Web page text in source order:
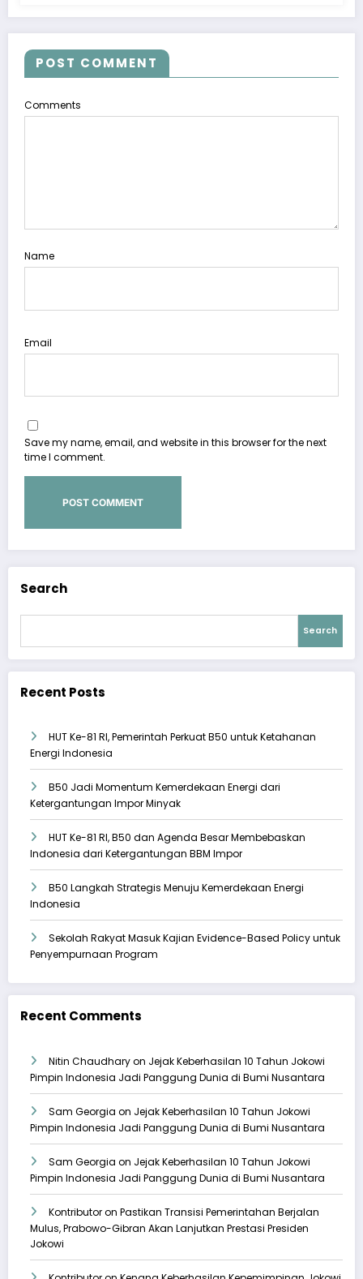
POST COMMENT
Comments
Name
Email
Save my name, email, and website in this browser for the next
time I comment.
Search
Search
Recent Posts
HUT Ke-81 RI, Pemerintah Perkuat B50 untuk Ketahanan
Energi Indonesia
B50 Jadi Momentum Kemerdekaan Energi dari
Ketergantungan Impor Minyak
HUT Ke-81 RI, B50 dan Agenda Besar Membebaskan
Indonesia dari Ketergantungan BBM Impor
B50 Langkah Strategis Menuju Kemerdekaan Energi
Indonesia
Sekolah Rakyat Masuk Kajian Evidence-Based Policy untuk
Penyempurnaan Program
Recent Comments
Nitin Chaudharyon Jejak Keberhasilan 10 Tahun Jokowi
Pimpin Indonesia Jadi Panggung Dunia di Bumi Nusantara
Sam Georgia on Jejak Keberhasilan 10 Tahun Jokowi
Pimpin Indonesia Jadi Panggung Dunia di Bumi Nusantara
Sam Georgia on Jejak Keberhasilan 10 Tahun Jokowi
Pimpin Indonesia Jadi Panggung Dunia di Bumi Nusantara
Kontributoron Pastikan Transisi Pemerintahan Berjalan
Mulus, Prabowo-Gibran Akan Lanjutkan Prestasi Presiden
Jokowi